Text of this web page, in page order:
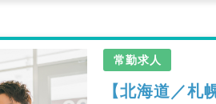
常勤求人
【北海道／